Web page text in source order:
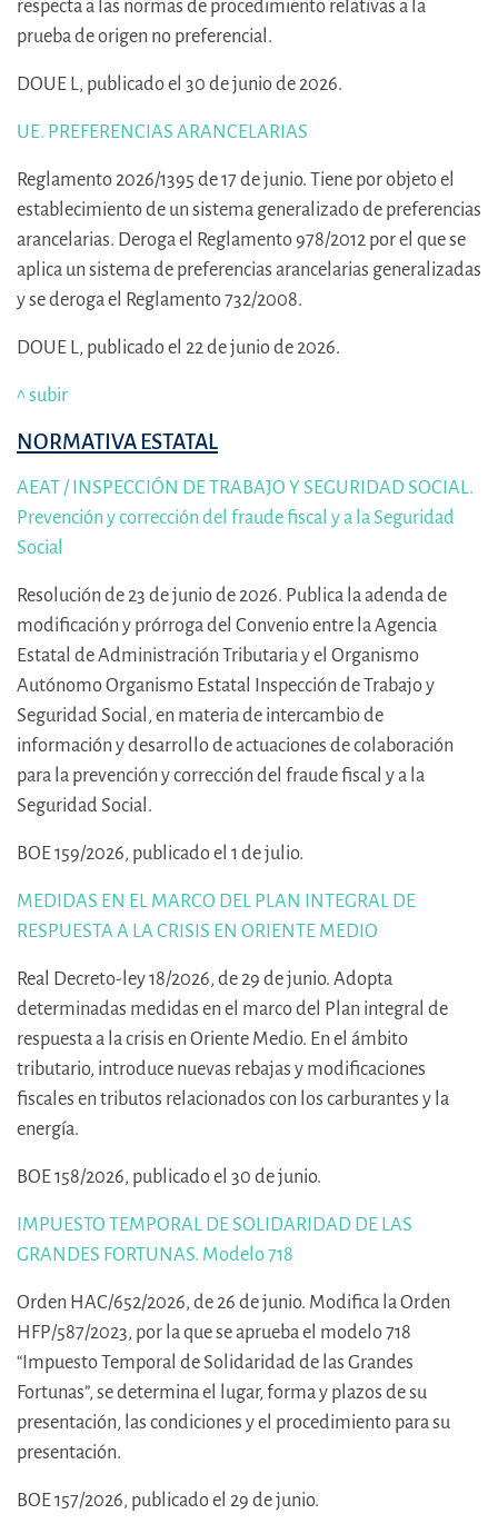
respecta a las normas de procedimiento relativas a la
prueba de origen no preferencial.
DOUE L, publicado el 30 de junio de 2026.
UE. PREFERENCIAS ARANCELARIAS
Reglamento 2026/1395 de 17 de junio. Tiene por objeto el
establecimiento de un sistema generalizado de preferencias
arancelarias. Deroga el Reglamento 978/2012 por el que se
aplica un sistema de preferencias arancelarias generalizadas
y se deroga el Reglamento 732/2008.
DOUE L, publicado el 22 de junio de 2026.
^ subir
NORMATIVA ESTATAL
AEAT / INSPECCIÓN DE TRABAJO Y SEGURIDAD SOCIAL.
Prevención y corrección del fraude fiscal y a la Seguridad
Social
Resolución de 23 de junio de 2026. Publica la adenda de
modificación y prórroga del Convenio entre la Agencia
Estatal de Administración Tributaria y el Organismo
Autónomo Organismo Estatal Inspección de Trabajo y
Seguridad Social, en materia de intercambio de
información y desarrollo de actuaciones de colaboración
para la prevención y corrección del fraude fiscal y a la
Seguridad Social.
BOE 159/2026, publicado el 1 de julio.
MEDIDAS EN EL MARCO DEL PLAN INTEGRAL DE
RESPUESTA A LA CRISIS EN ORIENTE MEDIO
Real Decreto-ley 18/2026, de 29 de junio. Adopta
determinadas medidas en el marco del Plan integral de
respuesta a la crisis en Oriente Medio. En el ámbito
tributario, introduce nuevas rebajas y modificaciones
fiscales en tributos relacionados con los carburantes y la
energía.
BOE 158/2026, publicado el 30 de junio.
IMPUESTO TEMPORAL DE SOLIDARIDAD DE LAS
GRANDES FORTUNAS. Modelo 718
Orden HAC/652/2026, de 26 de junio. Modifica la Orden
HFP/587/2023, por la que se aprueba el modelo 718
“Impuesto Temporal de Solidaridad de las Grandes
Fortunas”, se determina el lugar, forma y plazos de su
presentación, las condiciones y el procedimiento para su
presentación.
BOE 157/2026, publicado el 29 de junio.